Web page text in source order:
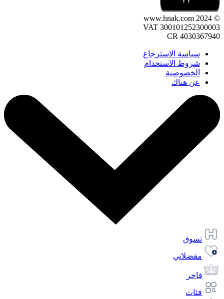
© 2024 www.hnak.com
VAT 300101252300003
CR 4030367940
سياسة الاسترجاع
شروط الاستخدام
الخصوصية
عن هناك
تسوق
مفضلاتي
فاخر
فئات